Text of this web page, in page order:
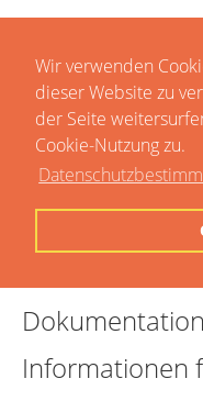
Wir verwenden
dieser Website zu
der Seite
Cookie-Nutzung zu.
Dokumentation
Informationen